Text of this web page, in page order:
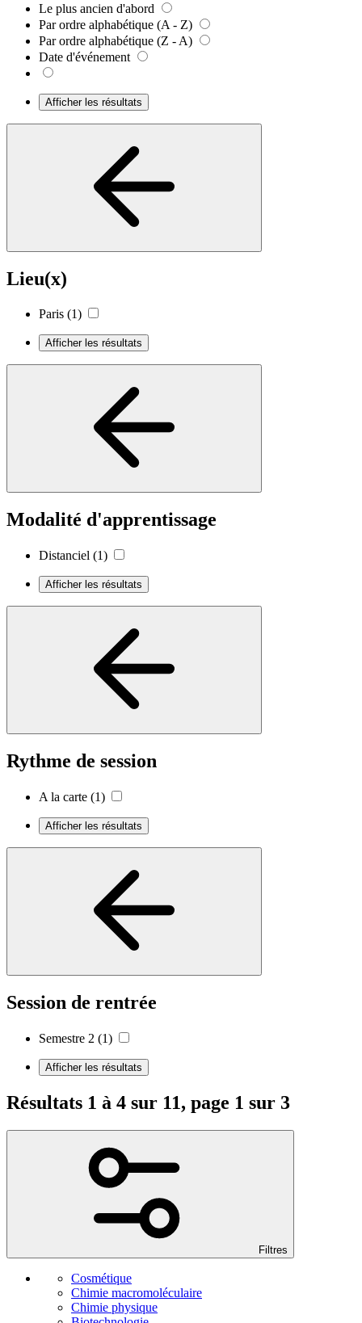
Le plus ancien d'abord
Par ordre alphabétique (A - Z)
Par ordre alphabétique (Z - A)
Date d'événement
Afficher les résultats
Lieu(x)
Paris (1)
Afficher les résultats
Modalité d'apprentissage
Distanciel (1)
Afficher les résultats
Rythme de session
A la carte (1)
Afficher les résultats
Session de rentrée
Semestre 2 (1)
Afficher les résultats
Résultats 1 à 4 sur 11, page 1 sur 3
Filtres
Cosmétique
Chimie macromoléculaire
Chimie physique